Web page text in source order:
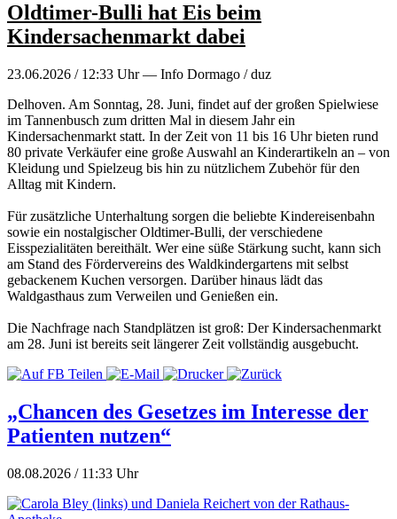
Oldtimer-Bulli hat Eis beim
Kindersachenmarkt dabei
23.06.2026 / 12:33 Uhr — Info Dormago / duz
Delhoven. Am Sonntag, 28. Juni, findet auf der großen Spielwiese
im Tannenbusch zum dritten Mal in diesem Jahr ein
Kindersachenmarkt statt. In der Zeit von 11 bis 16 Uhr bieten rund
80 private Verkäufer eine große Auswahl an Kinderartikeln an – von
Kleidung und Spielzeug bis hin zu nützlichem Zubehör für den
Alltag mit Kindern.
Für zusätzliche Unterhaltung sorgen die beliebte Kindereisenbahn
sowie ein nostalgischer Oldtimer-Bulli, der verschiedene
Eisspezialitäten bereithält. Wer eine süße Stärkung sucht, kann sich
am Stand des Fördervereins des Waldkindergartens mit selbst
gebackenem Kuchen versorgen. Darüber hinaus lädt das
Waldgasthaus zum Verweilen und Genießen ein.
Die Nachfrage nach Standplätzen ist groß: Der Kindersachenmarkt
am 28. Juni ist bereits seit längerer Zeit vollständig ausgebucht.
„Chancen des Gesetzes im Interesse der
Patienten nutzen“
08.08.2026 / 11:33 Uhr